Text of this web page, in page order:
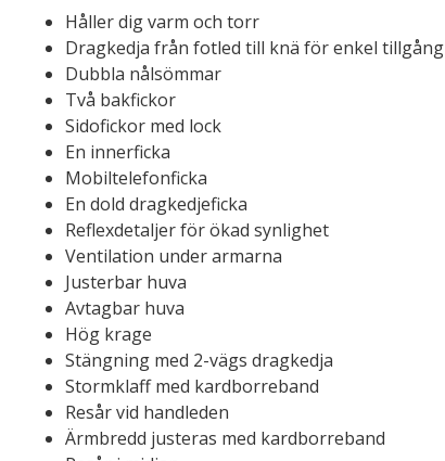
Håller dig varm och torr
Dragkedja från fotled till knä för enkel tillgång
Dubbla nålsömmar
Två bakfickor
Sidofickor med lock
En innerficka
Mobiltelefonficka
En dold dragkedjeficka
Reflexdetaljer för ökad synlighet
Ventilation under armarna
Justerbar huva
Avtagbar huva
Hög krage
Stängning med 2-vägs dragkedja
Stormklaff med kardborreband
Resår vid handleden
Ärmbredd justeras med kardborreband